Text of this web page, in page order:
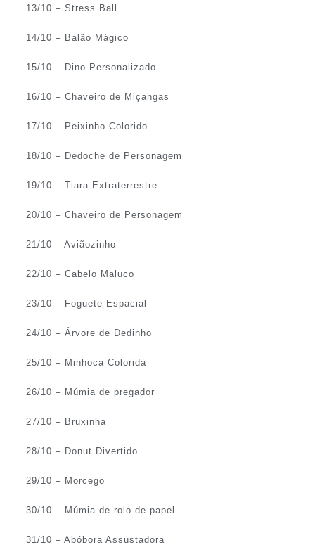
13/10 – Stress Ball
14/10 – Balão Mágico
15/10 – Dino Personalizado
16/10 – Chaveiro de Miçangas
17/10 – Peixinho Colorido
18/10 – Dedoche de Personagem
19/10 – Tiara Extraterrestre
20/10 – Chaveiro de Personagem
21/10 – Aviãozinho
22/10 – Cabelo Maluco
23/10 – Foguete Espacial
24/10 – Árvore de Dedinho
25/10 – Minhoca Colorida
26/10 – Múmia de pregador
27/10 – Bruxinha
28/10 – Donut Divertido
29/10 – Morcego
30/10 – Múmia de rolo de papel
31/10 – Abóbora Assustadora